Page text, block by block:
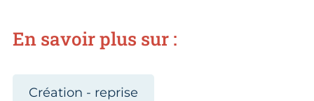
En savoir plus sur :
Création - reprise